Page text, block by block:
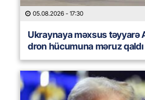
05.08.2026 - 17:30
Ukraynaya məxsus təyyarə
dron hücumuna məruz qaldı